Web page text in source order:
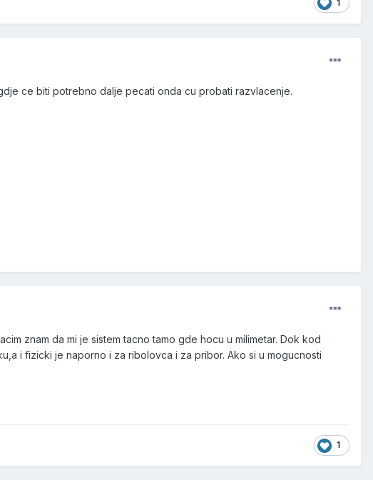
1
ce biti potrebno dalje pecati onda cu probati razvlacenje.
znam da mi je sistem tacno tamo gde hocu u milimetar. Dok kod
i fizicki je naporno i za ribolovca i za pribor. Ako si u mogucnosti
1